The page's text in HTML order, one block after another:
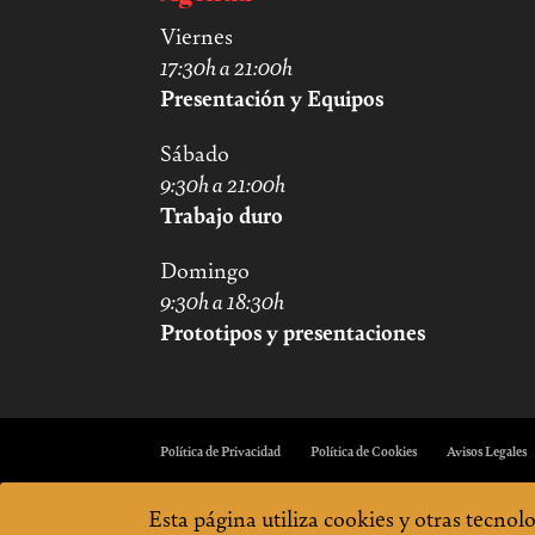
Viernes
17:30h a 21:00h
Presentación y Equipos
Sábado
9:30h a 21:00h
Trabajo duro
Domingo
9:30h a 18:30h
Prototipos y presentaciones
Política de Privacidad Política de Cookies Avisos Legales
Sitio creado con amor por el equipo de MadServiceJam. En continua beta. Cualquier
Esta página utiliza cookies y otras